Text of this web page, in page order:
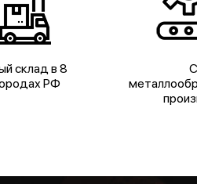
склад в 8
РФ